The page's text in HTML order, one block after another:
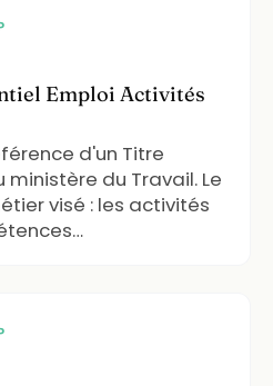
Emploi Activités
d'un Titre
du Travail. Le
visé : les activités